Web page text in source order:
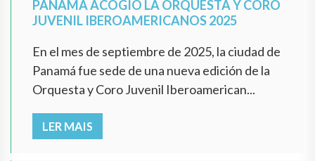
PANAMÁ ACOGIÓ LA ORQUESTA Y CORO
JUVENIL IBEROAMERICANOS 2025
En el mes de septiembre de 2025, la ciudad de
Panamá fue sede de una nueva edición de la
Orquesta y Coro Juvenil Iberoamerican...
LER MAIS